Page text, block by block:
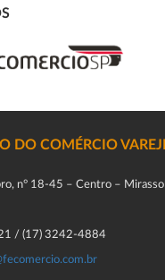
DO COMÉRCIO
n° 18-45 – Centro –
/ (17) 3242-4884